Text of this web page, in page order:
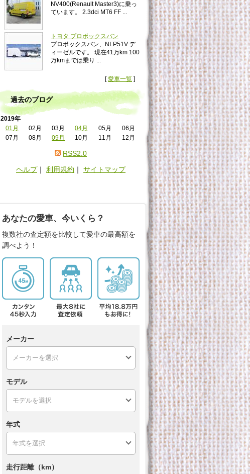
NV400(Renault Master3)に乗っ
ています。 2.3dci MT6 FF ...
トヨタ プロボックスバン
プロボックスバン、NLP51V デ
ィーゼルです。 現在41万km 100
万kmまでは乗り ...
[愛車一覧 ]
過去のブログ
2019年
01月
02月 03月 04月 05月
06月
07月
08月 09月 10月 11月 12月
RSS2.0
ヘルプ｜ 利用規約 ｜ サイトマップ
あなたの愛車、今いくら？
複数社の査定額を比較して愛車の最高額を
調べよう！
メーカー
モデル
年式
走行距離（km）